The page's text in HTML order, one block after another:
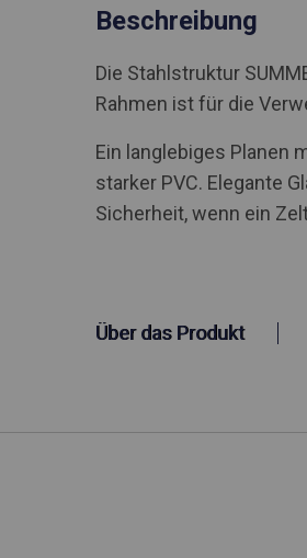
Beschreibung
Die Stahlstruktur
Rahmen ist für die
Ein langlebiges Planen
starker PVC. Elegante
Sicherheit, wenn ein
Über das Produkt